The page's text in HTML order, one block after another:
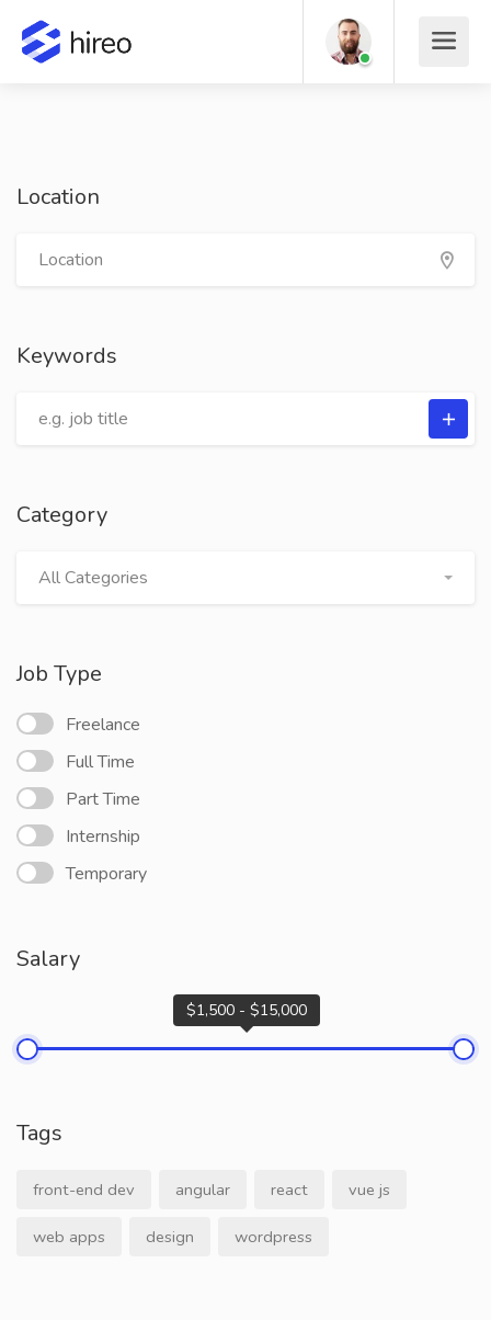
Location
Keywords
Category
All Categories
Job Type
Freelance
Full Time
Part Time
Internship
Temporary
Salary
$1,500 - $15,000
Tags
front-end dev angular react vue js
web apps design wordpress